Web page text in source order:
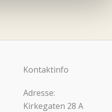
Kontaktinfo
Adresse:
Kirkegaten 28 A